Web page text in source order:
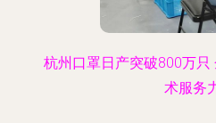
杭州口罩日产突破800万
术服务